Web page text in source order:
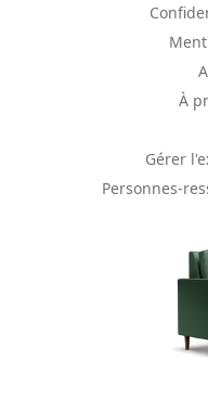
À
Gérer
Personnes-